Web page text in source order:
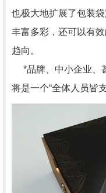
也极大地扩展了包装
丰富多彩，还可以有
趋向。
*品牌、中小企业、
将是一个“全体人员皆